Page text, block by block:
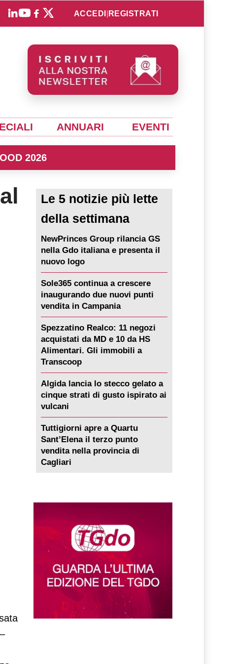
ACCEDI REGISTRATI
ANNUARI EVENTI
2026
Le 5 notizie più lette
della settimana
NewPrinces Group rilancia GS
nella Gdo italiana e presenta il
nuovo logo
Sole365 continua a crescere
inaugurando due nuovi punti
vendita in Campania
Spezzatino Realco: 11 negozi
acquistati da MD e 10 da HS
Alimentari. Gli immobili a
Transcoop
Algida lancia lo stecco gelato a
cinque strati di gusto ispirato ai
vulcani
Tuttigiorni apre a Quartu
Sant’Elena il terzo punto
vendita nella provincia di
Cagliari